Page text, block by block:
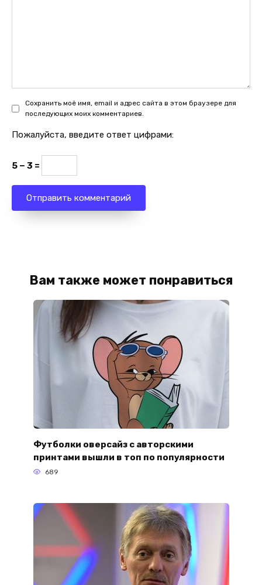
Сохранить моё имя, email и адрес сайта в этом браузере для
последующих моих комментариев.
Пожалуйста, введите ответ цифрами:
5 − 3 =
Вам также может понравиться
Футболки оверсайз с авторскими
принтами вышли в топ по популярности
689